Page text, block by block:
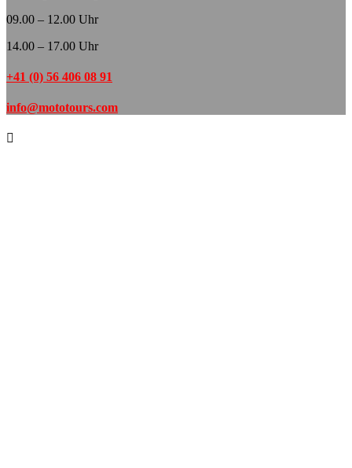
09.00 – 12.00 Uhr
14.00 – 17.00 Uhr
+41 (0) 56 406 08 91
info@mototours.com